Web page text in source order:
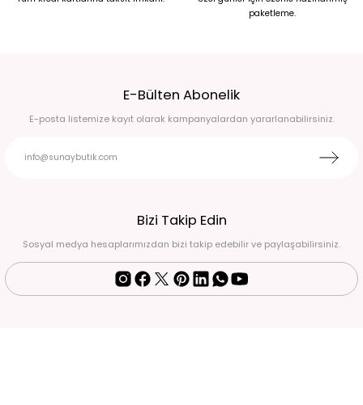
4.500,00 TL
Siyah-Mavi İşlemeli Halter Yaka Uzun Abiye Elbise Standart
paketleme.
E-Bülten Abonelik
E-posta listemize kayıt olarak kampanyalardan yararlanabilirsiniz.
Bizi Takip Edin
Sosyal medya hesaplarımızdan bizi takip edebilir ve paylaşabilirsiniz.